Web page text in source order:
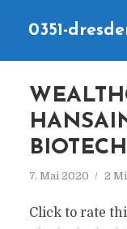
0351-
7. Mai 2020 2
Click to rate